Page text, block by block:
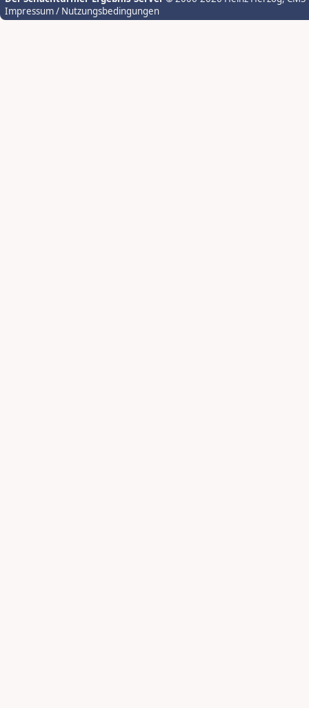
Impressum / Nutzungsbedingungen